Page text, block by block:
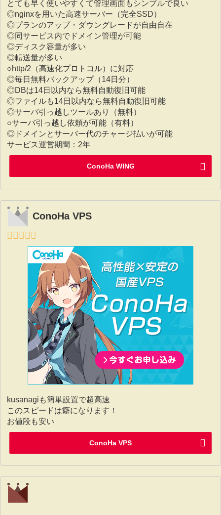
とても早く使いやすくて管理画面もシンプルで良い
◎nginxを用いた高速サーバー（完全SSD）
◎プランのアップ・ダウングレードが自由自在
◎同サービス内でドメイン管理が可能
◎ディスク容量が多い
◎転送量が多い
○http/2（高速化プロトコル）に対応
◎毎日無料バックアップ（14日分）
◎DBは14日以内なら無料自動復旧可能
◎ファイルも14日以内なら無料自動復旧可能
◎サーバ引っ越しツールあり（無料）
○サーバ引っ越し依頼が可能（有料）
◎ドメインとサーバー代のチャージ払いが可能
サービス運営期間：2年
ConoHa WING
ConoHa VPS
kusanagiも簡単設置で超高速
このスピードは癖になります！
お値段も安い
ConoHa VPS